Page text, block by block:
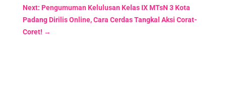
Next: Pengumuman Kelulusan Kelas IX MTsN 3 Kota
Padang Dirilis Online, Cara Cerdas Tangkal Aksi Corat-
Coret! →